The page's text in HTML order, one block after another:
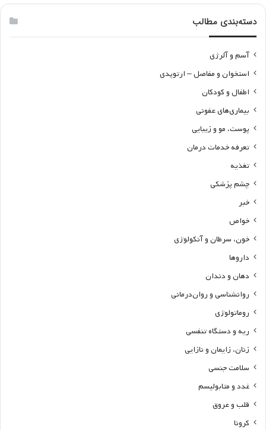
دسته‌بندی مطالب
آسم و آلرژی
استخوان و مفاصل – ارتوپدی
اطفال و کودکان
بیماری‌های عفونی
پوست، مو و زیبایی
تعرفه خدمات درمان
تغذیه
چشم پزشکی
خبر
خواص
خون، سرطان و آنکولوژی
داروها
دهان و دندان
روانشناسی و روان‌درمانی
روماتولوژی
ریه و دستگاه تنفسی
زنان، زایمان و نازایی
سلامت جنسی
غدد و متابولیسم
قلب و عروق
کرونا